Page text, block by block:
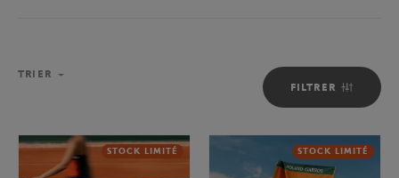
FILTRER
TRIER
STOCK LIMITÉ STOCK LIMITÉ